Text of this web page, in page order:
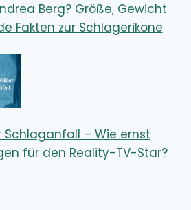
Berg? Größe, Gewicht
Fakten zur Schlagerikone
Schlaganfall – Wie ernst
für den Reality-TV-Star?